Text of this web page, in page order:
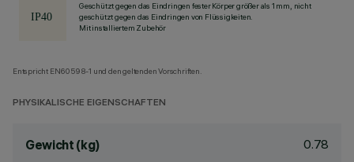
Geschützt gegen das Eindringen fester Körper größer als 1 mm, nicht
geschützt gegen das Eindringen von Flüssigkeiten.
Mit installiertem Zubehör
Entspricht EN60598-1 und den geltenden Vorschriften.
PHYSIKALISCHE EIGENSCHAFTEN
Gewicht (kg) 0.78